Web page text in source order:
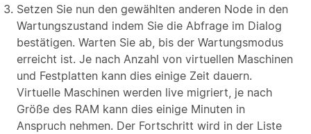
Setzen Sie nun den gewählten anderen Node in den
Wartungszustand indem Sie die Abfrage im Dialog
bestätigen. Warten Sie ab, bis der Wartungsmodus
erreicht ist. Je nach Anzahl von virtuellen Maschinen
und Festplatten kann dies einige Zeit dauern.
Virtuelle Maschinen werden live migriert, je nach
Größe des RAM kann dies einige Minuten in
Anspruch nehmen. Der Fortschritt wird in der Liste